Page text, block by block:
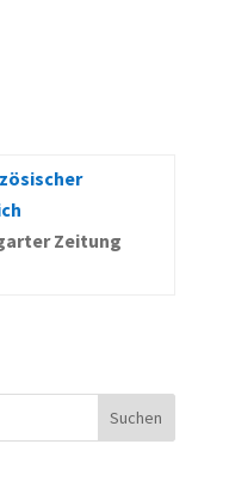
Zeitung
Suchen